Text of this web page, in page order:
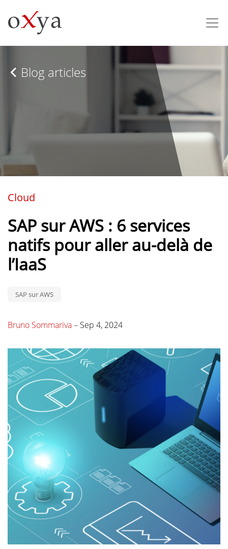
Blog articles
Cloud
SAP sur AWS : 6 services
natifs pour aller au-delà de
l’IaaS
SAP sur AWS
Bruno Sommariva– Sep 4, 2024